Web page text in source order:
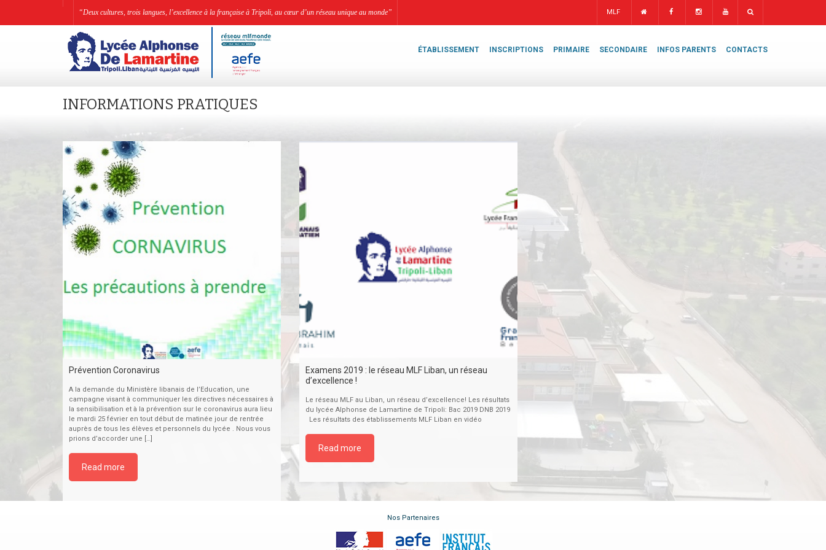
“Deux cultures, trois langues, l’excellence à la française à Tripoli, au cœur d’un réseau unique au monde” MLF
ÉTABLISSEMENT INSCRIPTIONS PRIMAIRE SECONDAIRE INFOS PARENTS CONTACTS
INFORMATIONS PRATIQUES
Prévention Coronavirus
A la demande du Ministère libanais de l’Education, une
campagne visant à communiquer les directives nécessaires à
la sensibilisation et à la prévention sur le coronavirus aura lieu
le mardi 25 février en tout début de matinée jour de rentrée
auprès de tous les élèves et personnels du lycée . Nous vous
prions d’accorder une […]
Read more
Examens 2019 : le réseau MLF Liban, un réseau
d’excellence !
Le réseau MLF au Liban, un réseau d’excellence! Les résultats
du lycée Alphonse de Lamartine de Tripoli: Bac 2019 DNB 2019
Les résultats des établissements MLF Liban en vidéo
Read more
Nos Partenaires